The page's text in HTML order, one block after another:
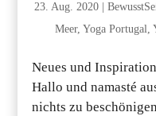
23. Aug. 2020 |
Meer, Yoga Portugal,
Neues und
Hallo und namasté
nichts zu